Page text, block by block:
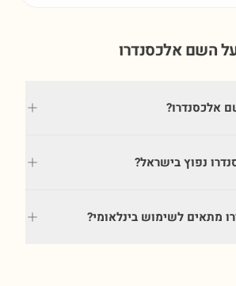
על השםאלכסנדרו
אלכסנדרו?
נפוץ בישראל?
מתאים לשימוש בינלאומי?